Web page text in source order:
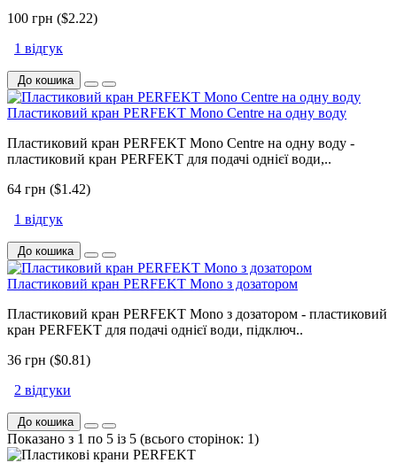
100 грн ($2.22)
1 відгук
До кошика
Пластиковий кран PERFEKT Mono Centre на одну воду
Пластиковий кран PERFEKT Mono Centre на одну воду -
пластиковий кран PERFEKT для подачі однієї води,..
64 грн ($1.42)
1 відгук
До кошика
Пластиковий кран PERFEKT Mono з дозатором
Пластиковий кран PERFEKT Mono з дозатором - пластиковий
кран PERFEKT для подачі однієї води, підключ..
36 грн ($0.81)
2 відгуки
До кошика
Показано з 1 по 5 із 5 (всього сторінок: 1)